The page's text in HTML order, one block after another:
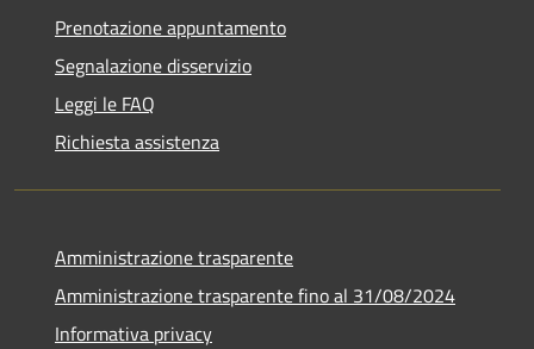
Prenotazione appuntamento
Segnalazione disservizio
Leggi le FAQ
Richiesta assistenza
Amministrazione trasparente
Amministrazione trasparente fino al 31/08/2024
Informativa privacy